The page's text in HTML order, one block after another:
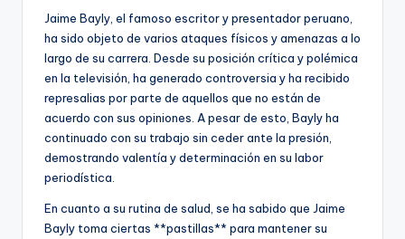
Jaime Bayly, el famoso escritor y presentador peruano,
ha sido objeto de varios ataques físicos y amenazas a lo
largo de su carrera. Desde su posición crítica y polémica
en la televisión, ha generado controversia y ha recibido
represalias por parte de aquellos que no están de
acuerdo con sus opiniones. A pesar de esto, Bayly ha
continuado con su trabajo sin ceder ante la presión,
demostrando valentía y determinación en su labor
periodística.
En cuanto a su rutina de salud, se ha sabido que Jaime
Bayly toma ciertas **pastillas** para mantener su